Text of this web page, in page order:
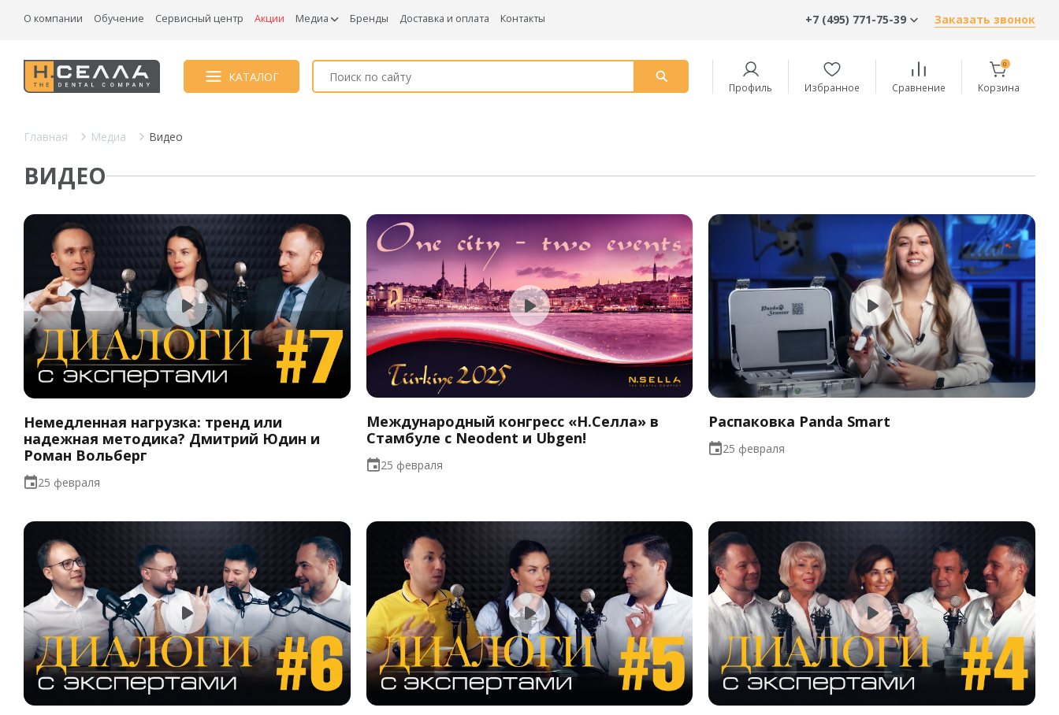
О компании Обучение Сервисный центр Акции Медиа Бренды Доставка и оплата Контакты +7 (495) 771-75-39 Заказать звонок
КАТАЛОГ
Профиль Избранное Сравнение
0
Корзина
Главная Медиа Видео
ВИДЕО
Немедленная нагрузка: тренд или
надежная методика? Дмитрий Юдин и
Роман Вольберг
25 февраля
Международный конгресс «Н.Селла» в
Стамбуле с Neodent и Ubgen!
25 февраля
Распаковка Panda Smart
25 февраля